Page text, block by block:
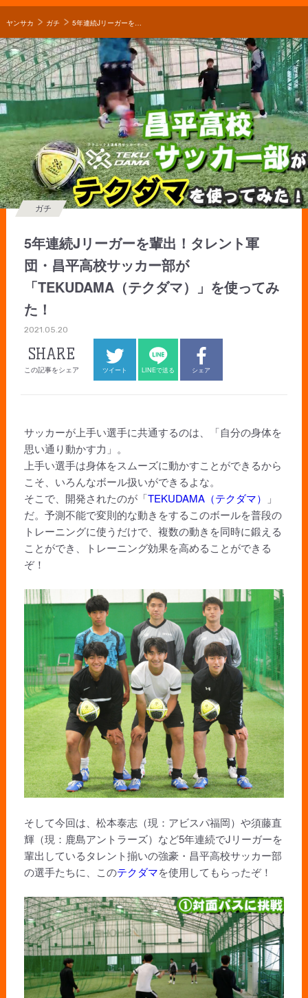
ヤンサカ ガチ 5年連続Jリーガーを輩出！タレント軍団・昌平高校サッカー部が「TEKUDAMA（テクダマ）」を使ってみた！
5年連続Jリーガーを輩出！タレント軍
団・昌平高校サッカー部が
「TEKUDAMA（テクダマ）」を使ってみ
た！
ガチ
2021.05.20
SHARE
この記事をシェア ツイート LINEで送る シェア
サッカーが上手い選手に共通するのは、「自分の身体を
思い通り動かす力」。
上手い選手は身体をスムーズに動かすことができるから
こそ、いろんなボール扱いができるよな。
そこで、開発されたのが「TEKUDAMA（テクダマ）
」
だ。予測不能で変則的な動きをするこのボールを普段の
トレーニングに使うだけで、複数の動きを同時に鍛える
ことができ、トレーニング効果を高めることができる
ぞ！
そして今回は、松本泰志（現：アビスパ福岡）や須藤直
輝（現：鹿島アントラーズ）など5年連続でJリーガーを
輩出しているタレント揃いの強豪・昌平高校サッカー部
の選手たちに、このテクダマを使用してもらったぞ！